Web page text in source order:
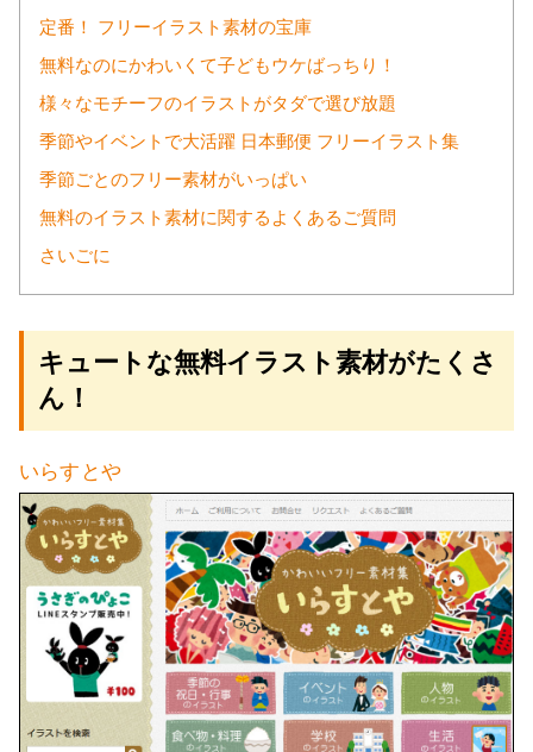
定番！ フリーイラスト素材の宝庫
無料なのにかわいくて子どもウケばっちり！
様々なモチーフのイラストがタダで選び放題
季節やイベントで大活躍 日本郵便 フリーイラスト集
季節ごとのフリー素材がいっぱい
無料のイラスト素材に関するよくあるご質問
さいごに
キュートな無料イラスト素材がたくさ
ん！
いらすとや